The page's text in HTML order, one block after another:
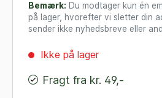
Bemærk: Du modtager kun én
på lager, hvorefter vi sletter din
sender ikke nyhedsbreve eller
Ikke på lager
Fragt fra kr. 49,-